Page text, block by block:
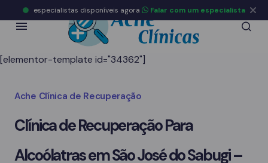
[elementor-template id="34362"]
Ache Clínica de Recuperação
Clínica de Recuperação Para
Alcoólatras em São José do Sabugi –
especialistas disponíveis agora Falar com um especialista